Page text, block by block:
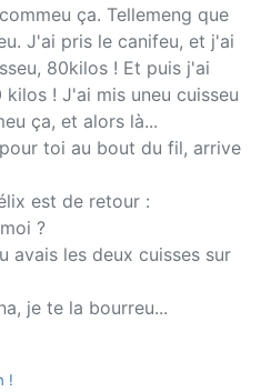
ça. Tellemeng que
J'ai pris le canifeu, et j'ai
80kilos ! Et puis j'ai
! J'ai mis uneu cuisseu
ça, et alors là...
toi au bout du fil, arrive
est de retour :
?
avais les deux cuisses sur
je te la bourreu...
!